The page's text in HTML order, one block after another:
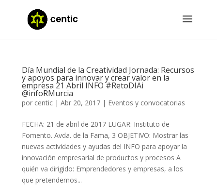
Día Mundial de la Creatividad Jornada: Recursos
y apoyos para innovar y crear valor en la
empresa 21 Abril INFO #RetoDIAi
@infoRMurcia
por centic| Abr 20, 2017| Eventos y convocatorias
FECHA: 21 de abril de 2017 LUGAR: Instituto de
Fomento. Avda. de la Fama, 3 OBJETIVO: Mostrar las
nuevas actividades y ayudas del INFO para apoyar la
innovación empresarial de productos y procesos A
quién va dirigido: Emprendedores y empresas, a los
que pretendemos...